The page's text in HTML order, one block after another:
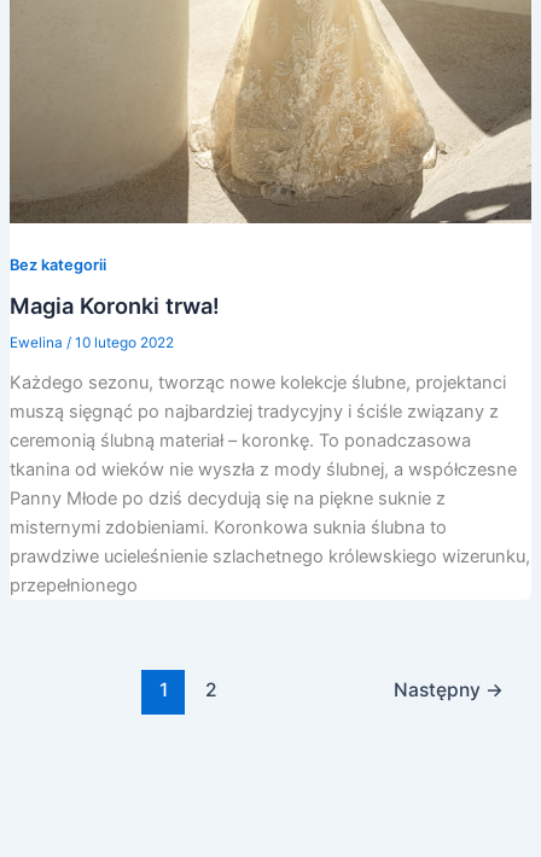
Bez kategorii
Magia Koronki trwa!
Ewelina / 10 lutego 2022
Każdego sezonu, tworząc nowe kolekcje ślubne, projektanci
muszą sięgnąć po najbardziej tradycyjny i ściśle związany z
ceremonią ślubną materiał – koronkę. To ponadczasowa
tkanina od wieków nie wyszła z mody ślubnej, a współczesne
Panny Młode po dziś decydują się na piękne suknie z
misternymi zdobieniami. Koronkowa suknia ślubna to
prawdziwe ucieleśnienie szlachetnego królewskiego wizerunku,
przepełnionego
1 2 Następny →